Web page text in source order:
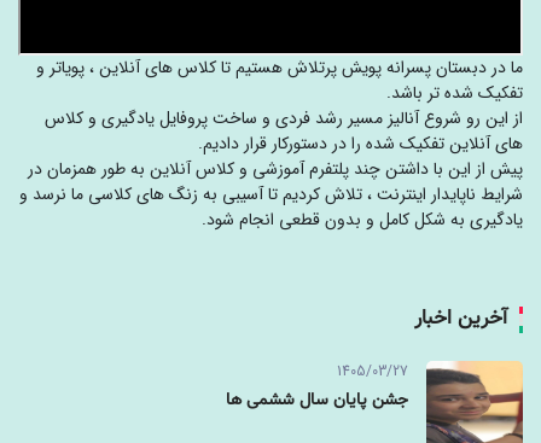
ما در دبستان پسرانه پویش پرتلاش هستیم تا کلاس های آنلاین ، پویاتر و
تفکیک شده تر باشد.
از این رو شروع آنالیز مسیر رشد فردی و ساخت پروفایل یادگیری و کلاس
های آنلاین تفکیک شده را در دستورکار قرار دادیم.
پیش از این با داشتن چند پلتفرم آموزشی و کلاس آنلاین به طور همزمان در
شرایط ناپایدار اینترنت ، تلاش کردیم تا آسیبی به زنگ های کلاسی ما نرسد و
یادگیری به شکل کامل و بدون قطعی انجام شود.
آخرین اخبار
1405/03/27
جشن پایان سال ششمی ها